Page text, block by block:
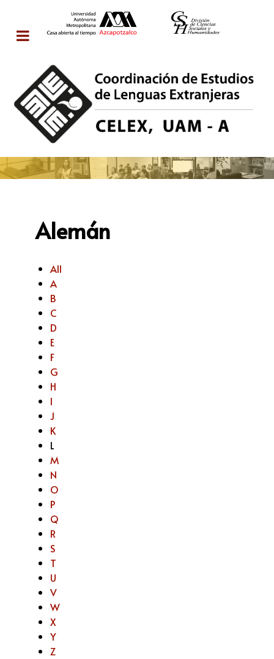
Alemán
All
A
B
C
D
E
F
G
H
I
J
K
L
M
N
O
P
Q
R
S
T
U
V
W
X
Y
Z